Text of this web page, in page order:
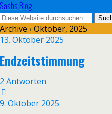
Sashs Blog
Archive › Oktober, 2025
13. Oktober 2025
Endzeitstimmung
2 Antworten
9. Oktober 2025